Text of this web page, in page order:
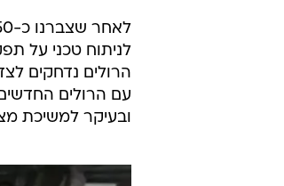
לניתוח טכני על
הרולים נדחקים
עם הרולים
ובעיקר למשיכת